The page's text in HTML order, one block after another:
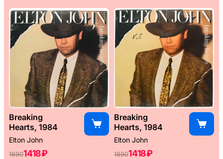
Breaking
Hearts, 1984
Elton John
18901418 ₽
Breaking
Hearts, 1984
Elton John
18901418 ₽